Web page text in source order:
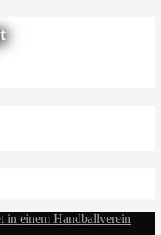
in einem Handballverein